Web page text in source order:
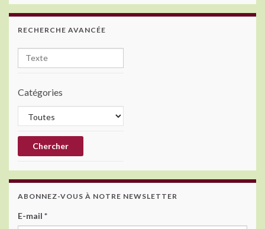
RECHERCHE AVANCÉE
Catégories
ABONNEZ-VOUS À NOTRE NEWSLETTER
E-mail *